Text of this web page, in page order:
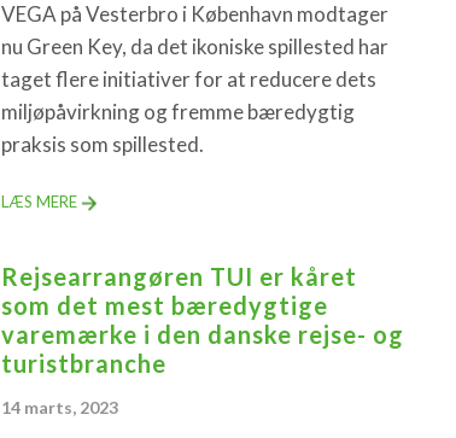
VEGA på Vesterbro i København modtager
nu Green Key, da det ikoniske spillested har
taget flere initiativer for at reducere dets
miljøpåvirkning og fremme bæredygtig
praksis som spillested.
LÆS MERE
Rejsearrangøren TUI er kåret
som det mest bæredygtige
varemærke i den danske rejse- og
turistbranche
14 marts, 2023